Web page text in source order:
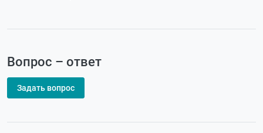
Вопрос – ответ
Задать вопрос